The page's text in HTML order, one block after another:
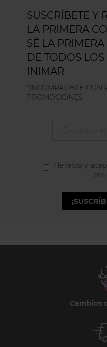
SUSCRÍBETE Y
LA PRIMERA
SÉ LA
DE TODOS
INIMAR
*INCOMPATIBLE CON
PROMOCIONES
He leído y
Cambios